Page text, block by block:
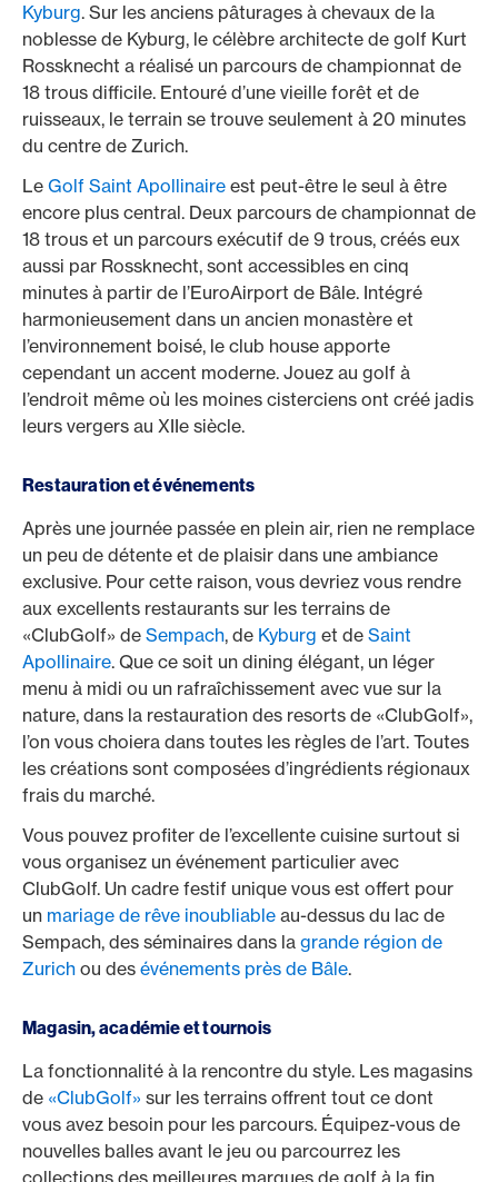
Kyburg. Sur les anciens pâturages à chevaux de la
noblesse de Kyburg, le célèbre architecte de golf Kurt
Rossknecht a réalisé un parcours de championnat de
18 trous difficile. Entouré d’une vieille forêt et de
ruisseaux, le terrain se trouve seulement à 20 minutes
du centre de Zurich.
Le Golf Saint Apollinaire est peut-être le seul à être
encore plus central. Deux parcours de championnat de
18 trous et un parcours exécutif de 9 trous, créés eux
aussi par Rossknecht, sont accessibles en cinq
minutes à partir de l’EuroAirport de Bâle. Intégré
harmonieusement dans un ancien monastère et
l’environnement boisé, le club house apporte
cependant un accent moderne. Jouez au golf à
l’endroit même où les moines cisterciens ont créé jadis
leurs vergers au XIIe siècle.
Restauration et événements
Après une journée passée en plein air, rien ne remplace
un peu de détente et de plaisir dans une ambiance
exclusive. Pour cette raison, vous devriez vous rendre
aux excellents restaurants sur les terrains de
«ClubGolf» de Sempach, de Kyburg et de Saint
Apollinaire. Que ce soit un dining élégant, un léger
menu à midi ou un rafraîchissement avec vue sur la
nature, dans la restauration des resorts de «ClubGolf»,
l’on vous choiera dans toutes les règles de l’art. Toutes
les créations sont composées d’ingrédients régionaux
frais du marché.
Vous pouvez profiter de l’excellente cuisine surtout si
vous organisez un événement particulier avec
ClubGolf. Un cadre festif unique vous est offert pour
un mariage de rêve inoubliable au-dessus du lac de
Sempach, des séminaires dans la grande région de
Zurich ou des événements près de Bâle.
Magasin, académie et tournois
La fonctionnalité à la rencontre du style. Les magasins
de «ClubGolf» sur les terrains offrent tout ce dont
vous avez besoin pour les parcours. Équipez-vous de
nouvelles balles avant le jeu ou parcourrez les
collections des meilleures marques de golf à la fin